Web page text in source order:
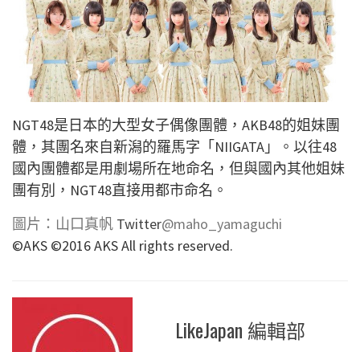
NGT48是日本的大型女子偶像團體，AKB48的姐妹團
體，其團名來自新潟的羅馬字「NIIGATA 」。以往48
國內團體都是用劇場所在地命名，但與國內其他姐妹
團有別，NGT48直接用都市命名。
圖片：山口真帆 Twitter@maho_yamaguchi
©AKS ©2016 AKS All rights reserved.
LikeJapan 編輯部